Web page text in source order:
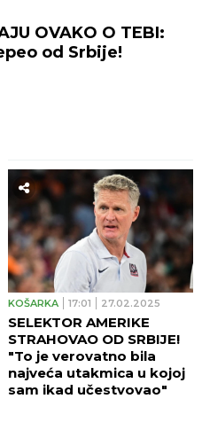
OVAKO O TEBI:
od Srbije!
KOŠARKA 17:01 27.02.2025
SELEKTOR AMERIKE
STRAHOVAO OD SRBIJE!
"To je verovatno bila
najveća utakmica u kojoj
sam ikad učestvovao"